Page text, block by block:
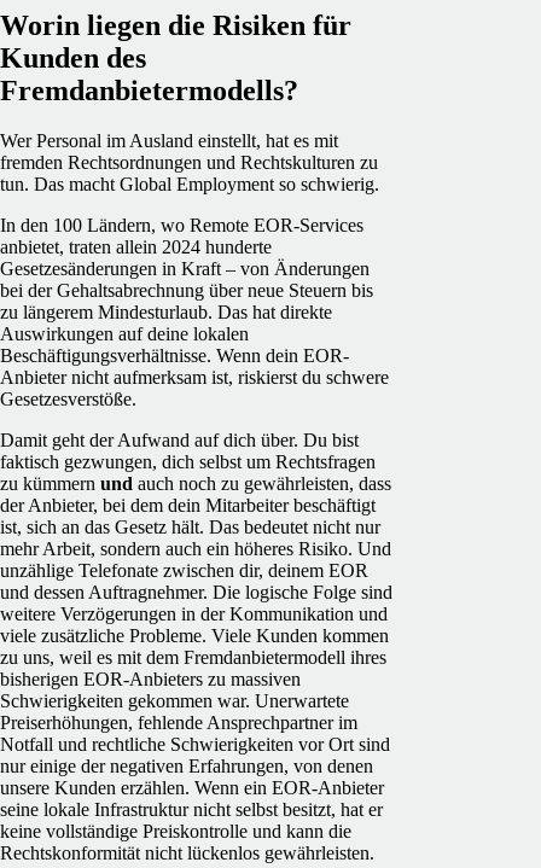
Worin liegen die Risiken für
Kunden des
Fremdanbietermodells?
Wer Personal im Ausland einstellt, hat es mit
fremden Rechtsordnungen und Rechtskulturen zu
tun. Das macht Global Employment so schwierig.
In den 100 Ländern, wo Remote EOR-Services
anbietet, traten allein 2024 hunderte
Gesetzesänderungen in Kraft – von Änderungen
bei der Gehaltsabrechnung über neue Steuern bis
zu längerem Mindesturlaub. Das hat direkte
Auswirkungen auf deine lokalen
Beschäftigungsverhältnisse. Wenn dein EOR-
Anbieter nicht aufmerksam ist, riskierst du schwere
Gesetzesverstöße.
Damit geht der Aufwand auf dich über. Du bist
faktisch gezwungen, dich selbst um Rechtsfragen
zu kümmern und auch noch zu gewährleisten, dass
der Anbieter, bei dem dein Mitarbeiter beschäftigt
ist, sich an das Gesetz hält. Das bedeutet nicht nur
mehr Arbeit, sondern auch ein höheres Risiko. Und
unzählige Telefonate zwischen dir, deinem EOR
und dessen Auftragnehmer. Die logische Folge sind
weitere Verzögerungen in der Kommunikation und
viele zusätzliche Probleme. Viele Kunden kommen
zu uns, weil es mit dem Fremdanbietermodell ihres
bisherigen EOR-Anbieters zu massiven
Schwierigkeiten gekommen war. Unerwartete
Preiserhöhungen, fehlende Ansprechpartner im
Notfall und rechtliche Schwierigkeiten vor Ort sind
nur einige der negativen Erfahrungen, von denen
unsere Kunden erzählen. Wenn ein EOR-Anbieter
seine lokale Infrastruktur nicht selbst besitzt, hat er
keine vollständige Preiskontrolle und kann die
Rechtskonformität nicht lückenlos gewährleisten.